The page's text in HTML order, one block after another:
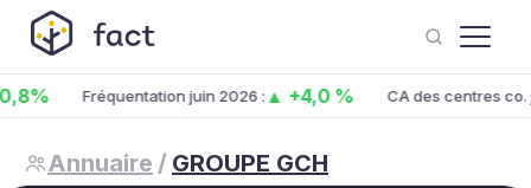
Fréquentation juin 2026 :▲ +4,0 % CA des centres co.
Annuaire / GROUPE GCH